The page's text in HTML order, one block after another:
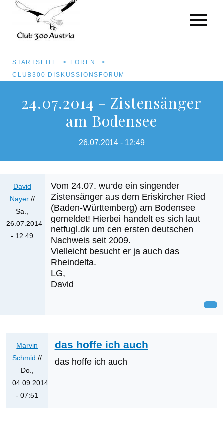
Direkt
zum
Pfadnavigation
STARTSEITE
FOREN
CLUB300 DISKUSSIONSFORUM
24.07.2014 - Zistensänger
am Bodensee
26.07.2014 - 12:49
David
Nayer//
Sa.,
26.07.2014
- 12:49
Vom 24.07. wurde ein singender
Zistensänger aus dem Eriskircher Ried
(Baden-Württemberg) am Bodensee
gemeldet! Hierbei handelt es sich laut
netfugl.dk um den ersten deutschen
Nachweis seit 2009.
Vielleicht besucht er ja auch das
Rheindelta.
LG,
David
Marvin
Schmid //
Do.,
04.09.2014
- 07:51
das hoffe ich auch
das hoffe ich auch